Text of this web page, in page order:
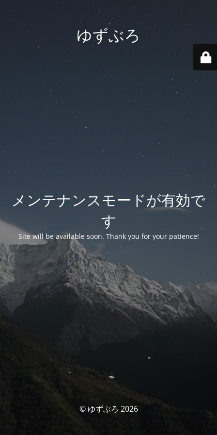
ゆずぶろ
メンテナンスモードが有効で
す
Site will be available soon. Thank you for your patience!
© ゆずぶろ 2026